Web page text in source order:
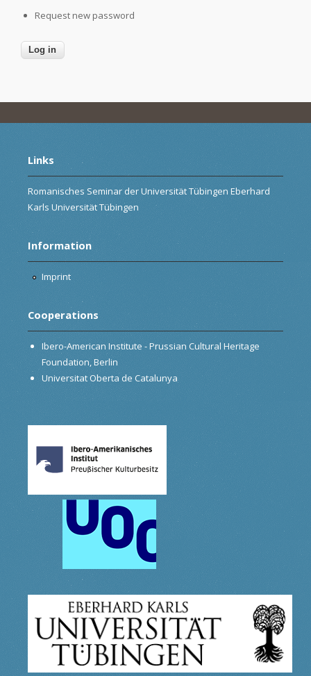
Request new password
Links
Romanisches Seminar der Universität Tübingen Eberhard
Karls Universität Tübingen
Information
Imprint
Cooperations
Ibero-American Institute - Prussian Cultural Heritage
Foundation, Berlin
Universitat Oberta de Catalunya